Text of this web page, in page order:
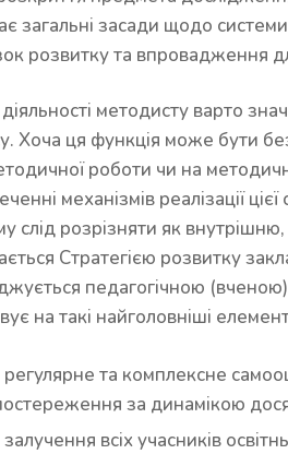
загальні засади щодо
розвитку та впровадження
методисту варто
Хоча ця функція може бути
роботи чи на
механізмів реалізації
слід розрізняти як
Стратегією розвитку
педагогічною
на такі найголовніші
регулярне та комплексне
за динамікою
залучення всіх учасників